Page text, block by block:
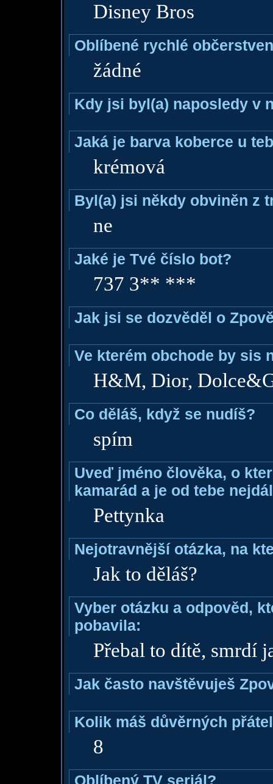
Disney Bros
Oblíbené rychlé
žádné
Kdy jsi byl(a) naposledy v
Jaká je barva koberce u
krémová
Byl(a) jsi někdy obviněn z
ne
Jaké je Tvé číslo bot?
737 3** ***
Jak jsi se dozvěděl o
Ve kterém obchode by sis
H&M, Dior,
Co děláš, když se nudíš?
spím
Uveď jméno člověka, o
kamarád a je od tebe
Pettynka
Nejotravnější otázka, na
Jak to děláš?
Vyber otázku a odpověd,
pobavila:
Přebal to dítě, smrdí
Jak často navštěvuješ
Kolik máš důvěrných
8
Oblíbený TV seriál?